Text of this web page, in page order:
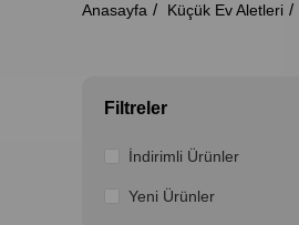
Anasayfa Küçük Ev Aletleri
Filtreler
İndirimli Ürünler
Yeni Ürünler